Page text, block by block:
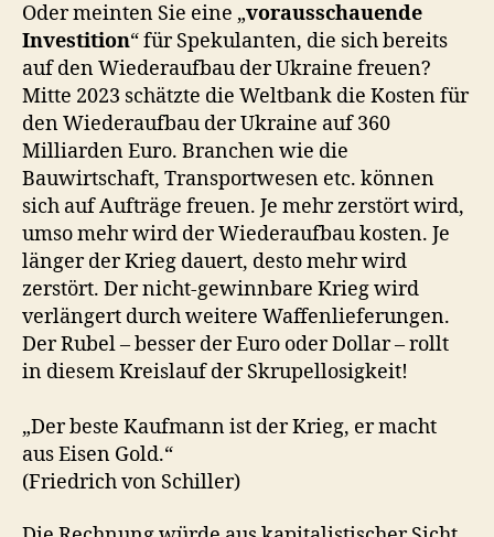
Oder meinten Sie eine „vorausschauende
Investition“ für Spekulanten, die sich bereits
auf den Wiederaufbau der Ukraine freuen?
Mitte 2023 schätzte die Weltbank die Kosten für
den Wiederaufbau der Ukraine auf 360
Milliarden Euro. Branchen wie die
Bauwirtschaft, Transportwesen etc. können
sich auf Aufträge freuen. Je mehr zerstört wird,
umso mehr wird der Wiederaufbau kosten. Je
länger der Krieg dauert, desto mehr wird
zerstört. Der nicht-gewinnbare Krieg wird
verlängert durch weitere Waffenlieferungen.
Der Rubel – besser der Euro oder Dollar – rollt
in diesem Kreislauf der Skrupellosigkeit!
„Der beste Kaufmann ist der Krieg, er macht
aus Eisen Gold.“
(Friedrich von Schiller)